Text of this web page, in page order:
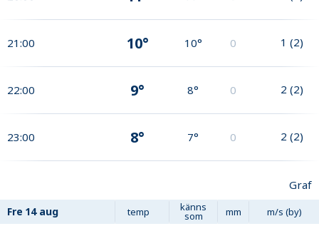
21:00 10° 10° 0 1 (2)
22:00 9° 8° 0 2 (2)
23:00 8° 7° 0 2 (2)
Graf
Fre 14 aug temp känns
som mm m/s (by)